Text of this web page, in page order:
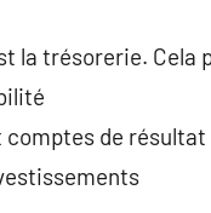
la trésorerie. Cela
comptes de résultat